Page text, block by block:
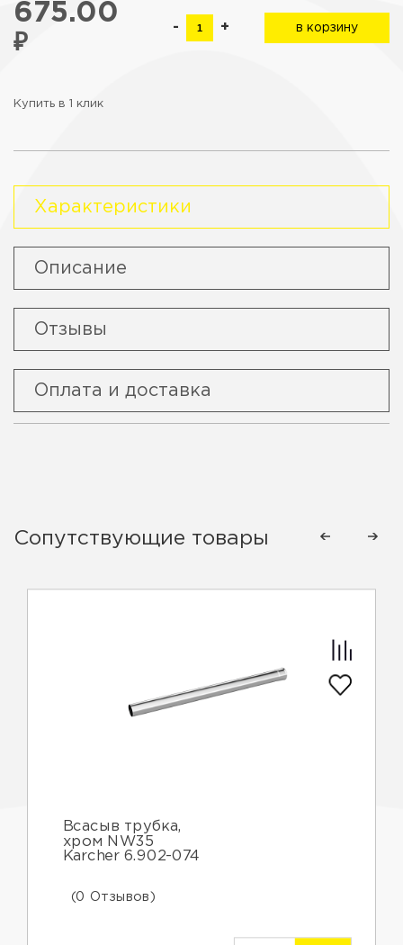
675.00
₽
- + в корзину
Купить в 1 клик
Характеристики
Описание
Отзывы
Оплата и доставка
Сопутствующие товары
Всасыв трубка,
хром NW35
Karcher 6.902-074
(0 Отзывов)